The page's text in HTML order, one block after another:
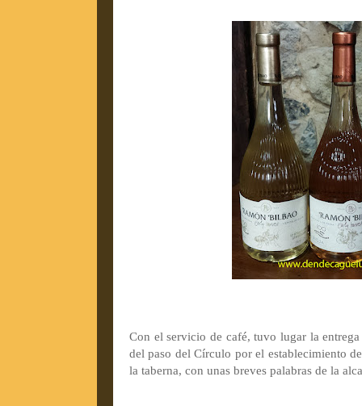
Con el servicio de café, tuvo lugar la
del paso del Círculo por el establecimiento
la taberna, con unas breves palabras de la